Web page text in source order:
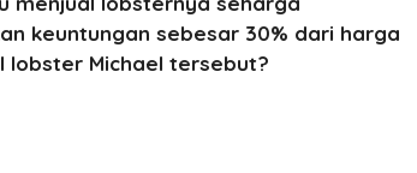
keuntungan sebesar 30% dari harga
lobster Michael tersebut?